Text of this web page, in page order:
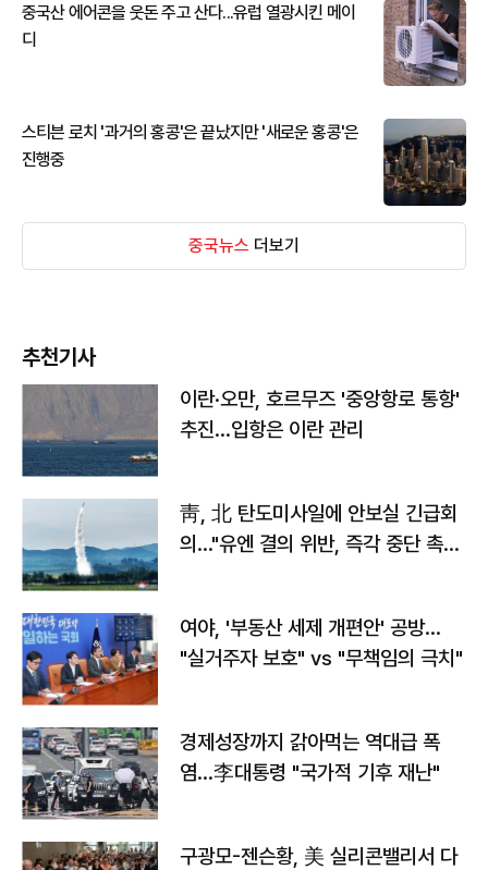
중국산 에어콘을 웃돈 주고 산다...유럽 열광시킨 메이
디
스티븐 로치 '과거의 홍콩'은 끝났지만 '새로운 홍콩'은
진행중
중국뉴스 더보기
추천기사
이란·오만, 호르무즈 '중앙항로 통항'
추진…입항은 이란 관리
靑, 北 탄도미사일에 안보실 긴급회
의…"유엔 결의 위반, 즉각 중단 촉
여야, '부동산 세제 개편안' 공방…
"실거주자 보호" vs "무책임의 극치"
경제성장까지 갉아먹는 역대급 폭
염…李대통령 "국가적 기후 재난"
구광모-젠슨황, 美 실리콘밸리서 다